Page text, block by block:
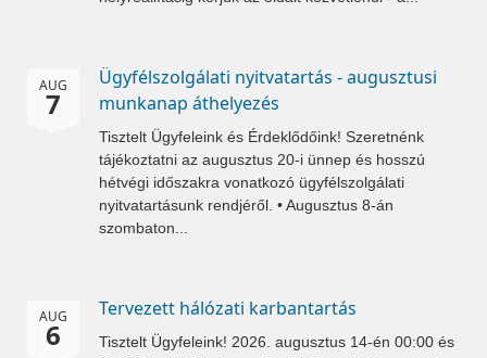
AUG
7
Ügyfélszolgálati nyitvatartás - augusztusi
munkanap áthelyezés
Tisztelt Ügyfeleink és Érdeklődőink! Szeretnénk
tájékoztatni az augusztus 20-i ünnep és hosszú
hétvégi időszakra vonatkozó ügyfélszolgálati
nyitvatartásunk rendjéről. • Augusztus 8-án
szombaton...
AUG
6
Tervezett hálózati karbantartás
Tisztelt Ügyfeleink! 2026. augusztus 14-én 00:00 és